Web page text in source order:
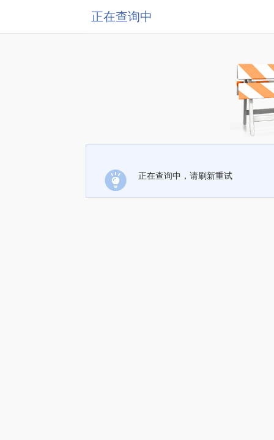
正在查询中
正在查询中，请刷新重试